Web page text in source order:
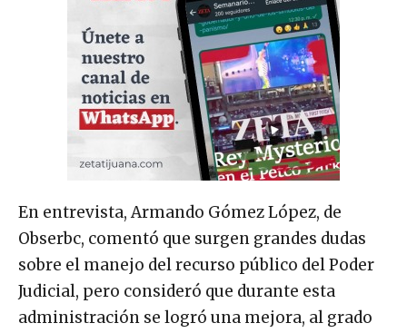
En entrevista, Armando Gómez López, de
Obserbc, comentó que surgen grandes dudas
sobre el manejo del recurso público del Poder
Judicial, pero consideró que durante esta
administración se logró una mejora, al grado